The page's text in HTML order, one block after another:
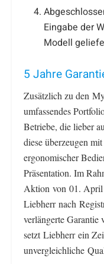
Eingabe der
Modell
5 Jahre
Zusätzlich zu den
umfassendes
Betriebe, die lieber
diese überzeugen
ergonomischer
Präsentation. Im
Aktion von 01. April
Liebherr nach
verlängerte Garantie
setzt Liebherr ein
unvergleichliche